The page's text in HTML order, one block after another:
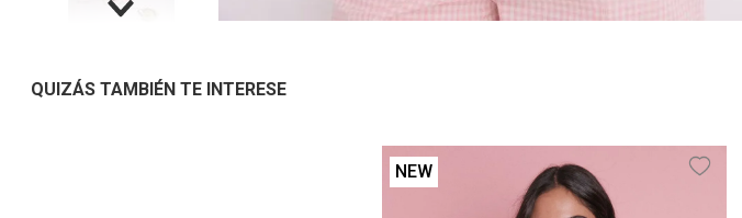
QUIZÁS TAMBIÉN TE INTERESE
NEW